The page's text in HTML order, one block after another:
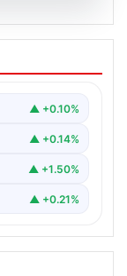
▲ +0.10%
▲ +0.14%
▲ +1.50%
▲ +0.21%